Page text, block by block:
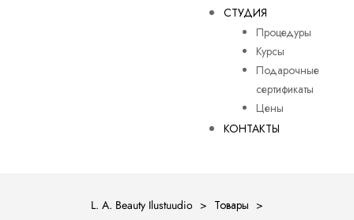
СТУДИЯ
Процедуры
Курсы
Подарочные
сертификаты
Цены
КОНТАКТЫ
L. A. Beauty Ilustuudio > Товары >